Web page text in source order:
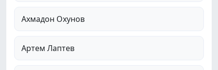
Ахмадон Охунов
Артем Лаптев